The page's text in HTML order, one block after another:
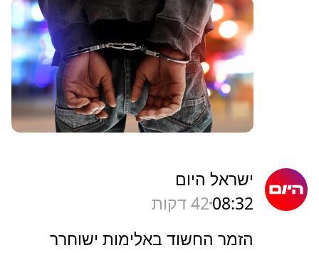
ישראל היום
08:3242 דקות
הזמר החשוד באלימות ישוחרר